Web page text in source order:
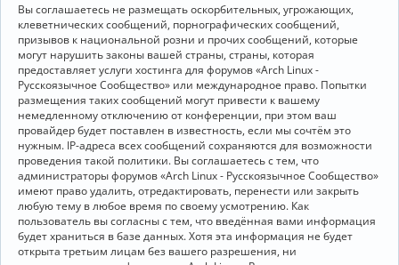
Вы соглашаетесь не размещать оскорбительных, угрожающих,
клеветнических сообщений, порнографических сообщений,
призывов к национальной розни и прочих сообщений, которые
могут нарушить законы вашей страны, страны, которая
предоставляет услуги хостинга для форумов «Arch Linux -
Русскоязычное Сообщество» или международное право. Попытки
размещения таких сообщений могут привести к вашему
немедленному отключению от конференции, при этом ваш
провайдер будет поставлен в известность, если мы сочтём это
нужным. IP-адреса всех сообщений сохраняются для возможности
проведения такой политики. Вы соглашаетесь с тем, что
администраторы форумов «Arch Linux - Русскоязычное Сообщество»
имеют право удалить, отредактировать, перенести или закрыть
любую тему в любое время по своему усмотрению. Как
пользователь вы согласны с тем, что введённая вами информация
будет храниться в базе данных. Хотя эта информация не будет
открыта третьим лицам без вашего разрешения, ни